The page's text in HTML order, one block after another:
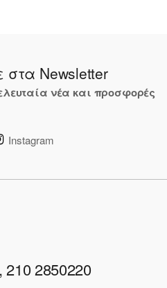
στα Newsletter
νέα και προσφορές
Instagram
210 2850220